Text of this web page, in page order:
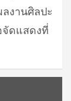
ลงานศิลปะ
จัดแสดงที่